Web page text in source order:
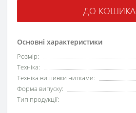
Основні характеристики
Розмір:
Техніка:
Техніка вишивки нитками:
Форма випуску:
Тип продукції:
ДО КОШИКА